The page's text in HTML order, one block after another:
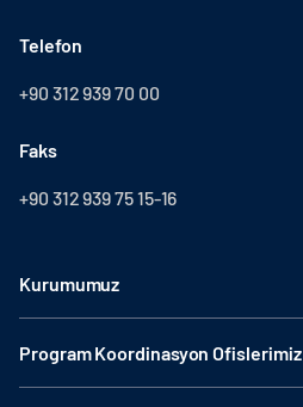
Telefon
+90 312 939 70 00
Faks
+90 312 939 75 15-16
Kurumumuz
Program Koordinasyon Ofislerimiz